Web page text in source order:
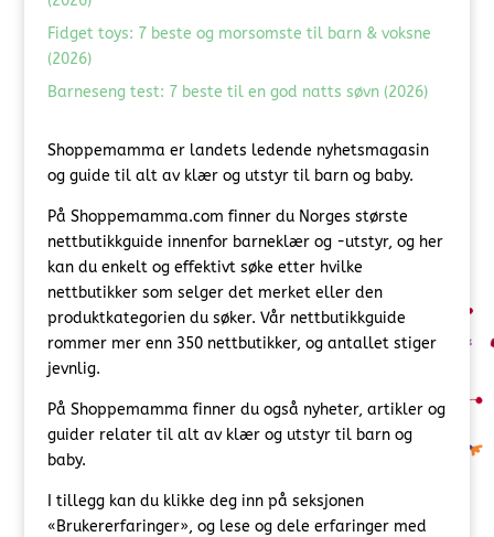
Fidget toys: 7 beste og morsomste til barn & voksne
(2026)
Barneseng test: 7 beste til en god natts søvn (2026)
Shoppemamma er landets ledende nyhetsmagasin
og guide til alt av klær og utstyr til barn og baby.
På Shoppemamma.com finner du Norges største
nettbutikkguide innenfor barneklær og -utstyr, og her
kan du enkelt og effektivt søke etter hvilke
nettbutikker som selger det merket eller den
produktkategorien du søker. Vår nettbutikkguide
rommer mer enn 350 nettbutikker, og antallet stiger
jevnlig.
På Shoppemamma finner du også nyheter, artikler og
guider relater til alt av klær og utstyr til barn og
baby.
I tillegg kan du klikke deg inn på seksjonen
«Brukererfaringer», og lese og dele erfaringer med